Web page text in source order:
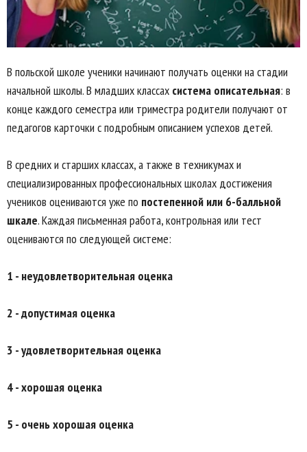
В польской школе ученики начинают получать оценки на стадии
начальной школы. В младших классах система описательная: в
конце каждого семестра или триместра родители получают от
педагогов карточки с подробным описанием успехов детей.
В средних и старших классах, а также в техникумах и
специализированных профессиональных школах достижения
учеников оцениваются уже по постепенной или 6-балльной
шкале. Каждая письменная работа, контрольная или тест
оцениваются по следующей системе:
1 - неудовлетворительная оценка
2 - допустимая оценка
3 - удовлетворительная оценка
4 - хорошая оценка
5 - очень хорошая оценка